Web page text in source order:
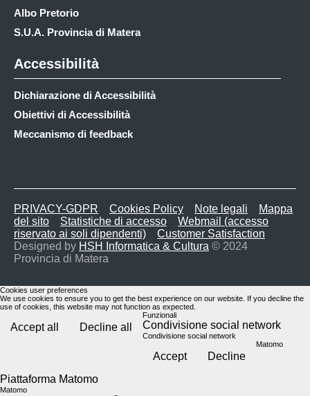
Albo Pretorio
S.U.A. Provincia di Matera
Accessibilità
Dichiarazione di Accessibilità
Obiettivi di Accessibilità
Meccanismo di feedback
PRIVACY-GDPR Cookies Policy Note legali
Mappa
del sito
Statistiche di accesso
Webmail (accesso
riservato ai soli dipendenti)
Customer Satisfaction
Designed by HSH Informatica & Cultura © 2024
Provincia di Matera
Cookies user preferences
We use cookies to ensure you to get the best experience on our website. If you decline the
use of cookies, this website may not function as expected.
Accept all Decline all
Funzionali
Condivisione social network
Condivisione social network
Accept Decline
Matomo
Piattaforma Matomo
Matomo